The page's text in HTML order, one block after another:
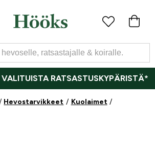
RATSASTUSKYPÄRISTÄ*
Hevostarvikkeet
Kuolaimet